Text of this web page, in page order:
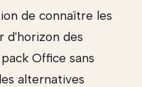
de connaître les
d'horizon des
Office sans
alternatives